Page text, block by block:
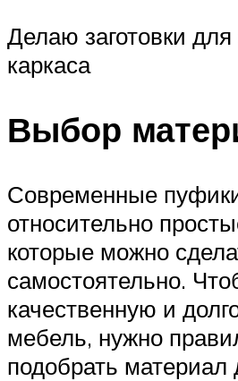
Делаю заготовки для
каркаса
Выбор
Современные
относительно
которые можно
самостоятельно.
качественную и
мебель, нужно
подобрать материал